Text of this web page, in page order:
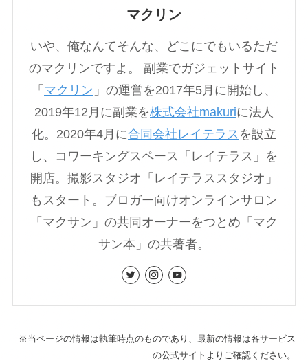
マクリン
いや、俺なんてそんな、どこにでもいるただ
のマクリンですよ。 副業でガジェットサイト
「 マクリン 」の運営を2017年5月に開始し、
2019年12月に副業を株式会社makuriに法人
化。2020年4月に合同会社レイテラス を設立
し、コワーキングスペース「レイテラス」を
開店。撮影スタジオ「レイテラススタジオ」
もスタート。ブロガー向けオンラインサロン
「マクサン」の共同オーナーをつとめ「マク
サン本」の共著者。
※当ページの情報は執筆時点のものであり、最新の情報は各サービス
の公式サイトよりご確認ください。